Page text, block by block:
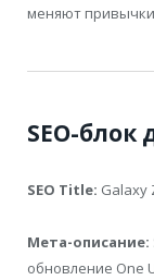
меняют
SEO-блок
SEO Title: Galaxy
Мета-описание:
обновление One